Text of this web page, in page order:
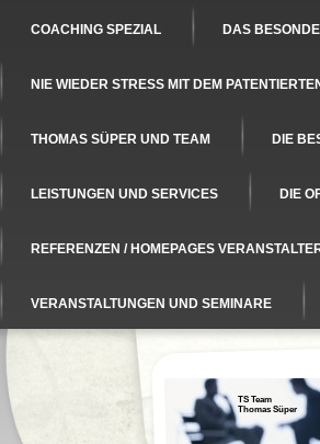
COACHING SPEZIAL DAS
NIE WIEDER STRESS MIT DEM
THOMAS SÜPER UND TEAM DIE
LEISTUNGEN UND SERVICES DIE
REFERENZEN / HOMEPAGES
VERANSTALTUNGEN UND SEMINARE
TS Team
Thomas Süper